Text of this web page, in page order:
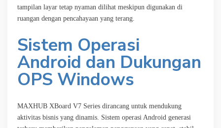
tampilan layar tetap nyaman dilihat meskipun digunakan di
ruangan dengan pencahayaan yang terang.
Sistem Operasi
Android dan Dukungan
OPS Windows
MAXHUB XBoard V7 Series dirancang untuk mendukung
aktivitas bisnis yang dinamis. Sistem operasi Android generasi